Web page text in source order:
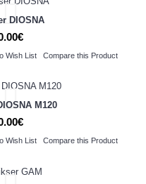
DIOSNA
Wish List Compare this Product
M120
Wish List Compare this Product